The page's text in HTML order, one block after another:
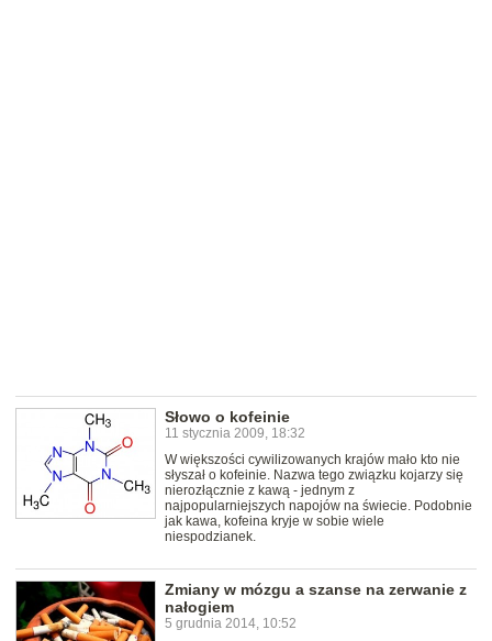
Słowo o kofeinie
11 stycznia 2009, 18:32
W większości cywilizowanych krajów mało kto nie
słyszał o kofeinie. Nazwa tego związku kojarzy się
nierozłącznie z kawą - jednym z
najpopularniejszych napojów na świecie. Podobnie
jak kawa, kofeina kryje w sobie wiele
niespodzianek.
Zmiany w mózgu a szanse na zerwanie z
nałogiem
5 grudnia 2014, 10:52